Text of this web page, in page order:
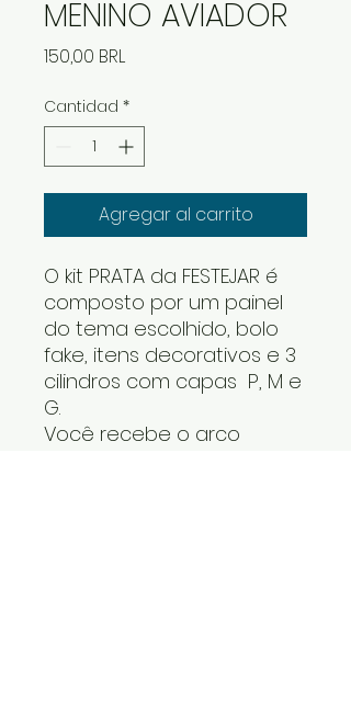
MENINO AVIADOR
150,00 BRLPrecio
Cantidad *
Agregar al carrito
O kit PRATA da FESTEJAR é
composto por um painel
do tema escolhido, bolo
fake, itens decorativos e 3
cilindros com capas P, M e
G.
Você recebe o arco